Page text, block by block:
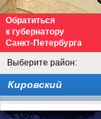
Обратиться
к губернатору
Санкт-Петербурга
Выберите район:
Кировский